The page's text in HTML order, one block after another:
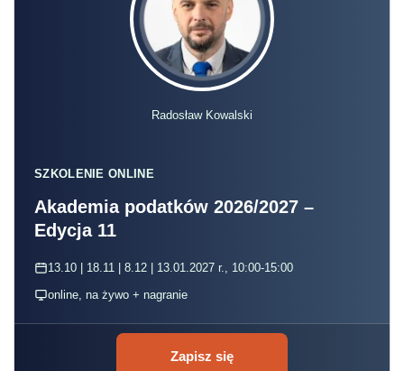
Radosław Kowalski
SZKOLENIE ONLINE
Akademia podatków 2026/2027 –
Edycja 11
13.10 | 18.11 | 8.12 | 13.01.2027 r., 10:00-15:00
online, na żywo + nagranie
Zapisz się